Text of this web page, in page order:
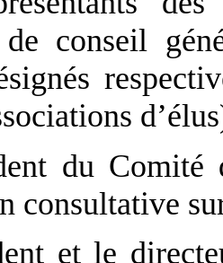
de conseil
du Comité
consultative
et le